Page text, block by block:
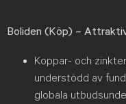
Boliden (Köp) –
Koppar- och
understödd av
globala